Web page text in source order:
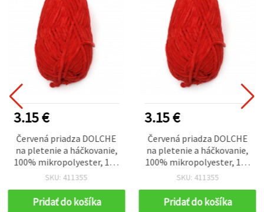
3.15 €
Červená priadza DOLCHE
na pletenie a háčkovanie,
100% mikropolyester, 120
m, 100 g
SKU: 411355
Pridať do košíka
3.15 €
Červená priadza DOLCHE
na pletenie a háčkovanie,
100% mikropolyester, 120
m, 100 g
SKU: 411355
Pridať do košíka